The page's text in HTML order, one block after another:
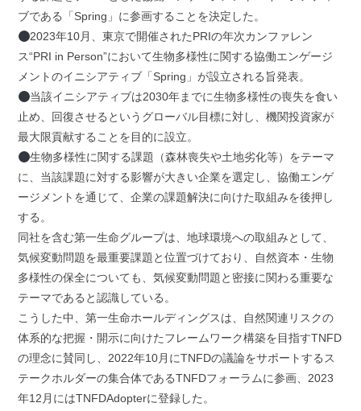
o
k
e
ブである「Spring」に参画することを決定した。
2023年10月、東京で開催されたPRIの年次カンファレン
ス“PRI in Person”において生物多様性に関する協働エンゲージ
メントのイニシアティブ「Spring」が設立される旨発表。
当該イニシアティブは2030年までに生物多様性の喪失を食い
止め、回復させるというグローバル目標に対し、機関投資家が
最大限貢献することを目的に設立。
生物多様性に関する課題（森林喪失や土地劣化等）をテーマ
に、当該課題に対する影響が大きい企業を選定し、協働エンゲ
ージメントを通じて、企業の課題解決に向けた取組みを後押し
する。
同社を含む第一生命グループは、地球環境への取組みとして、
気候変動問題を最重要課題と位置づけており、自然資本・生物
多様性の保全についても、気候変動問題と密接に関わる重要な
テーマであると認識している。
こうした中、第一生命ホールディングスは、自然関連リスクの
体系的な把握・開示に向けたフレームワーク構築を目指すTNFD
の理念に賛同し、2022年10月にTNFDの議論をサポートするス
テークホルダーの集合体であるTNFDフォーラムに参画、2023
年12月にはTNFDAdopterに登録した。